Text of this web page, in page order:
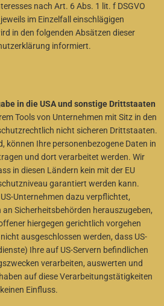
nach Art. 6 Abs. 1 lit. f DSGVO
im Einzelfall einschlägigen
in den folgenden Absätzen dieser
informiert.
in die USA und sonstige Drittstaaten
Tools von Unternehmen mit Sitz in den
nicht sicheren Drittstaaten.
können Ihre personenbezogene Daten in
und dort verarbeitet werden. Wir
in diesen Ländern kein mit der EU
garantiert werden kann.
Unternehmen dazu verpflichtet,
Sicherheitsbehörden herauszugeben,
hiergegen gerichtlich vorgehen
ausgeschlossen werden, dass US-
Ihre auf US-Servern befindlichen
verarbeiten, auswerten und
auf diese Verarbeitungstätigkeiten
keinen Einfluss.